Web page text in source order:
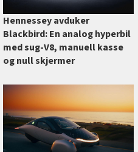
Hennessey avduker
Blackbird: En analog hyperbil
med sug-V8, manuell kasse
og null skjermer